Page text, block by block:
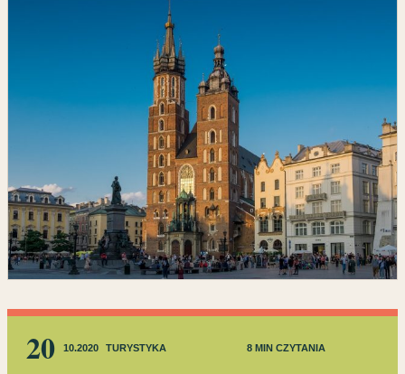
20 10.2020 TURYSTYKA 8 MIN CZYTANIA